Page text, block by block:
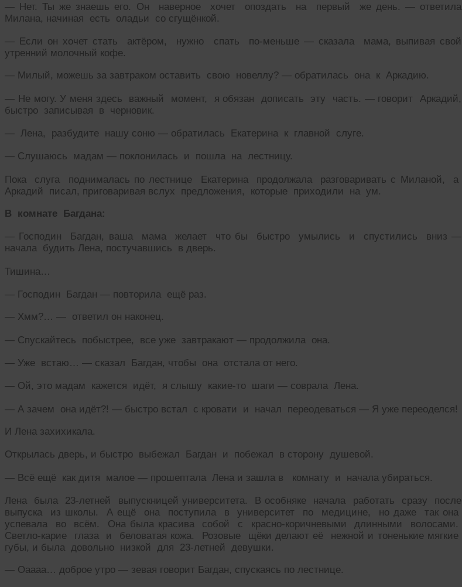
— Нет. Ты же знаешь его. Он наверное хочет опоздать на первый же день. — ответила
Милана, начиная есть оладьи со сгущёнкой.
— Если он хочет стать актёром, нужно спать по-меньше — сказала мама, выпивая свой
утренний молочный кофе.
— Милый, можешь за завтраком оставить свою новеллу? — обратилась она к Аркадию.
— Не могу. У меня здесь важный момент, я обязан дописать эту часть. — говорит Аркадий,
быстро записывая в черновик.
— Лена, разбудите нашу соню — обратилась Екатерина к главной слуге.
— Слушаюсь мадам — поклонилась и пошла на лестницу.
Пока слуга поднималась по лестнице Екатерина продолжала разговаривать с Миланой, а
Аркадий писал, приговаривая вслух предложения, которые приходили на ум.
В комнате Багдана:
— Господин Багдан, ваша мама желает что бы быстро умылись и спустились вниз —
начала будить Лена, постучавшись в дверь.
Тишина…
— Господин Багдан — повторила ещё раз.
— Хмм?… — ответил он наконец.
— Спускайтесь побыстрее, все уже завтракают — продолжила она.
— Уже встаю… — сказал Багдан, чтобы она отстала от него.
— Ой, это мадам кажется идёт, я слышу какие-то шаги — соврала Лена.
— А зачем она идёт?! — быстро встал с кровати и начал переодеваться — Я уже переоделся!
И Лена захихикала.
Открылась дверь, и быстро выбежал Багдан и побежал в сторону душевой.
— Всё ещё как дитя малое — прошептала Лена и зашла в комнату и начала убираться.
Лена была 23-летней выпускницей университета. В особняке начала работать сразу после
выпуска из школы. А ещё она поступила в университет по медицине, но даже так она
успевала во всём. Она была красива собой с красно-коричневыми длинными волосами.
Светло-карие глаза и беловатая кожа. Розовые щёки делают её нежной и тоненькие мягкие
губы, и была довольно низкой для 23-летней девушки.
— Оаааа… доброе утро — зевая говорит Багдан, спускаясь по лестнице.